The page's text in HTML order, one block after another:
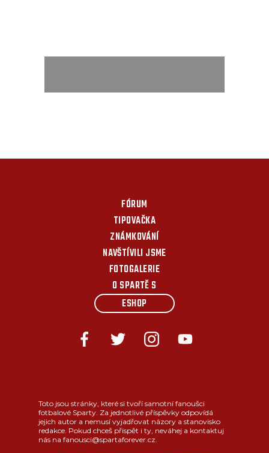
FÓRUM
TIPOVAČKA
ZNÁMKOVÁNÍ
NAVŠTÍVILI JSME
FOTOGALERIE
O SPARTĚ S
ESHOP
Toto jsou stránky, které si tvoří samotní fanoušci
fotbalové Sparty. Za jednotlivé příspěvky odpovídá
jejich autor a nemusí vyjadřovat názory a stanovisko
redakce. Pokud chceš přispět i ty, neváhej a kontaktuj
nás na fanousci@spartaforever.cz.